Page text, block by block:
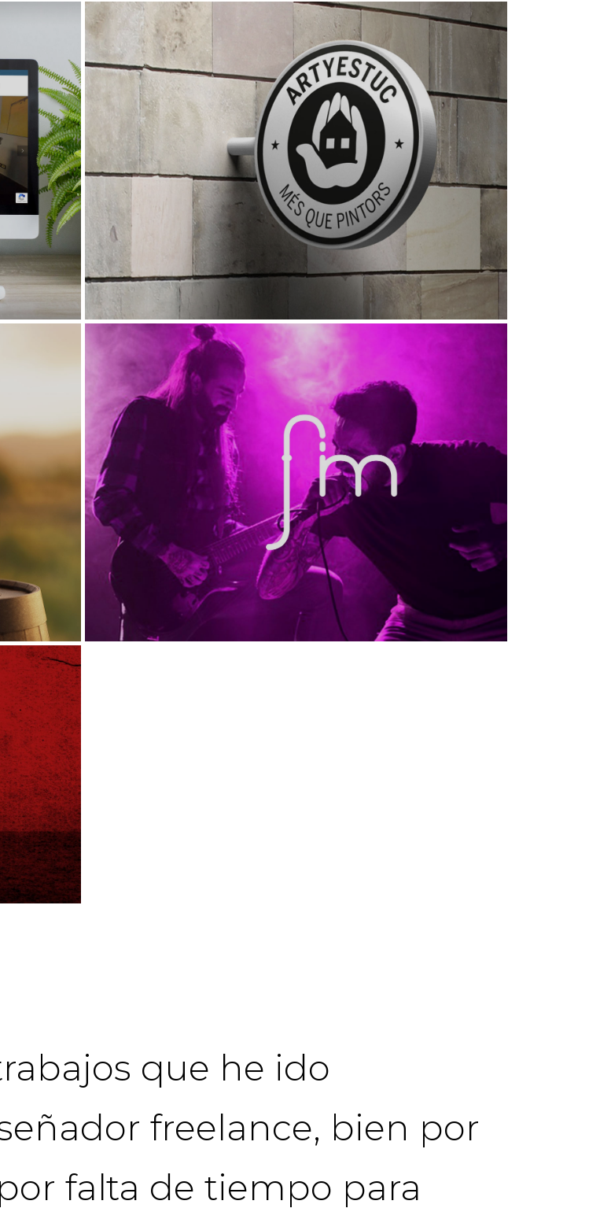
que he ido
freelance, bien por
falta de tiempo para